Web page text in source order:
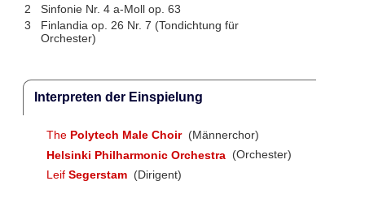
2
Sinfonie Nr. 4 a-Moll op. 63
3
Finlandia op. 26 Nr. 7 (Tondichtung für
Orchester)
Interpreten der Einspielung
The Polytech Male Choir (Männerchor)
Helsinki Philharmonic Orchestra (Orchester)
Leif Segerstam (Dirigent)